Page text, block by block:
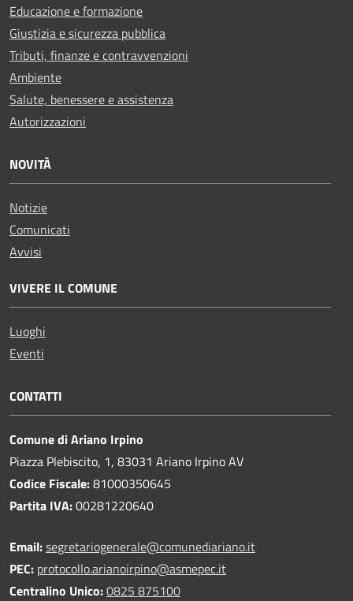
Educazione e formazione
Giustizia e sicurezza pubblica
Tributi, finanze e contravvenzioni
Ambiente
Salute, benessere e assistenza
Autorizzazioni
NOVITÀ
Notizie
Comunicati
Avvisi
VIVERE IL COMUNE
Luoghi
Eventi
CONTATTI
Comune di Ariano Irpino
Piazza Plebiscito, 1, 83031 Ariano Irpino AV
Codice Fiscale:81000350645
Partita IVA:00281220640
Email:segretariogenerale@comunediariano.it
PEC: protocollo.arianoirpino@asmepec.it
Centralino Unico:0825 875100